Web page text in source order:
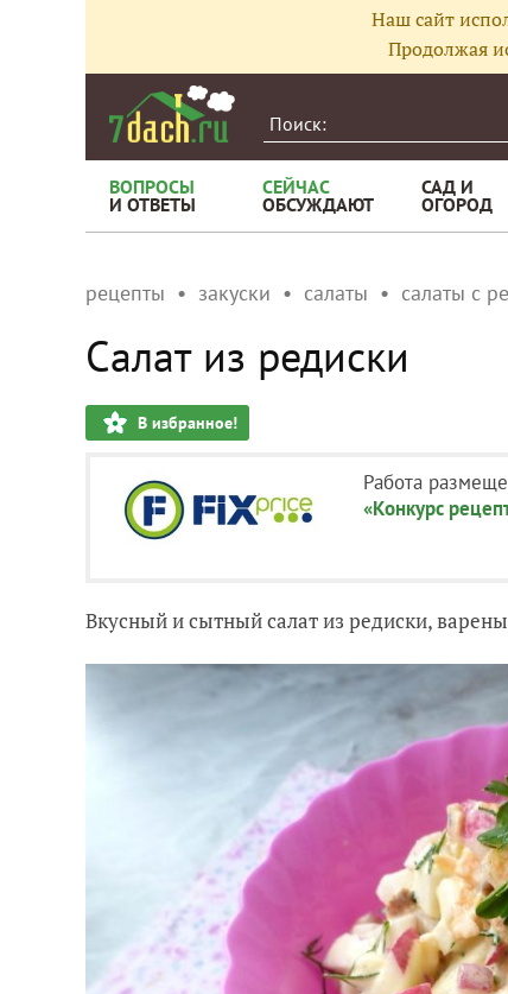
Наш сайт
Продолжая
ВОПРОСЫ
И ОТВЕТЫ
СЕЙЧАС
ОБСУЖДАЮТ
САД И
ОГОРОД
рецепты закуски салаты салаты с
Салат из редиски
В избранное!
Работа
«Конкурс
Вкусный и сытный салат из редиски,